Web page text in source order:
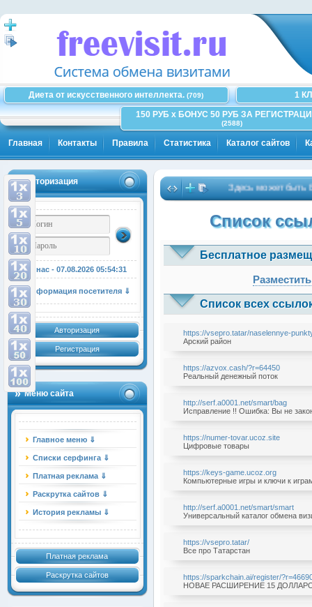
Диета от искусственного интеллекта. (709)
1
150 РУБ x БОНУС 50 РУБ ЗА
(2588)
Главная Контакты Правила Статистика Каталог сайтов
Авторизация
У нас - 07.08.2026 05:54:31
Информация посетителя ⇓
Авторизация
Регистрация
Меню сайта
Главное меню ⇓
Списки серфинга ⇓
Платная реклама ⇓
Раскрутка сайтов ⇓
История рекламы ⇓
Платная реклама
Раскрутка сайтов
Здесь может быть
Список
Бесплатное
Список всех
https://vsepro.tatar/naselennye-
Арский район
https://azvox.cash/?r=64450
Реальный денежный поток
http://serf.a0001.net/smart/bag
Исправление !! Ошибка: Вы не
https://numer-tovar.ucoz.site
Цифровые товары
https://keys-game.ucoz.org
Компьютерные игры и ключи к
http://serf.a0001.net/smart/smart
Универсальный каталог обмена
https://vsepro.tatar/
Все про Татарстан
https://sparkchain.ai/register/
НОВАЕ РАСШИРЕНИЕ 15